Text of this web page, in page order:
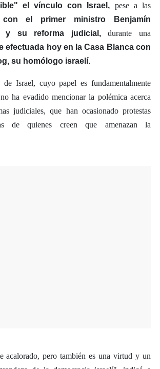
el vínculo con Israel, pese a las
con el primer ministro Benjamín
y su reforma judicial,durante una
efectuada hoy en la Casa Blanca con
su homólogo israelí.
de Israel, cuyo papel es fundamentalmente
ha evadido mencionar la polémica acerca
judiciales, que han ocasionado protestas
de quienes creen que amenazan la
acalorado, pero también es una virtud y un